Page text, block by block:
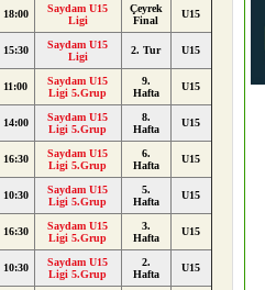
18:00
Saydam U15
Ligi
Çeyrek
Final
U15
15:30
Saydam U15
Ligi
2. Tur U15
11:00
Saydam U15
Ligi 5.Grup
9.
Hafta
U15
14:00
Saydam U15
Ligi 5.Grup
8.
Hafta
U15
16:30
Saydam U15
Ligi 5.Grup
6.
Hafta
U15
10:30
Saydam U15
Ligi 5.Grup
5.
Hafta
U15
16:30
Saydam U15
Ligi 5.Grup
3.
Hafta
U15
10:30
Saydam U15
Ligi 5.Grup
2.
Hafta
U15